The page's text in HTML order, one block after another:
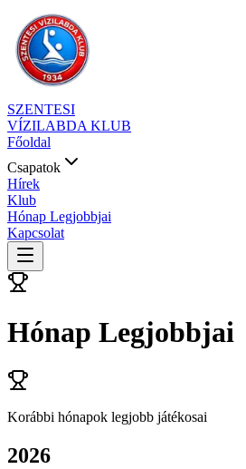
SZENTESI
VÍZILABDA KLUB
Főoldal
Csapatok
Hírek
Klub
Hónap Legjobbjai
Kapcsolat
Hónap Legjobbjai
Korábbi hónapok legjobb játékosai
2026